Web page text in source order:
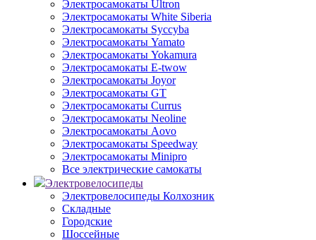
Электросамокаты Ultron
Электросамокаты White Siberia
Электросамокаты Syccyba
Электросамокаты Yamato
Электросамокаты Yokamura
Электросамокаты E-twow
Электросамокаты Joyor
Электросамокаты GT
Электросамокаты Currus
Электросамокаты Neoline
Электросамокаты Aovo
Электросамокаты Speedway
Электросамокаты Minipro
Все электрические самокаты
Электровелосипеды
Электровелосипеды Колхозник
Складные
Городские
Шоссейные